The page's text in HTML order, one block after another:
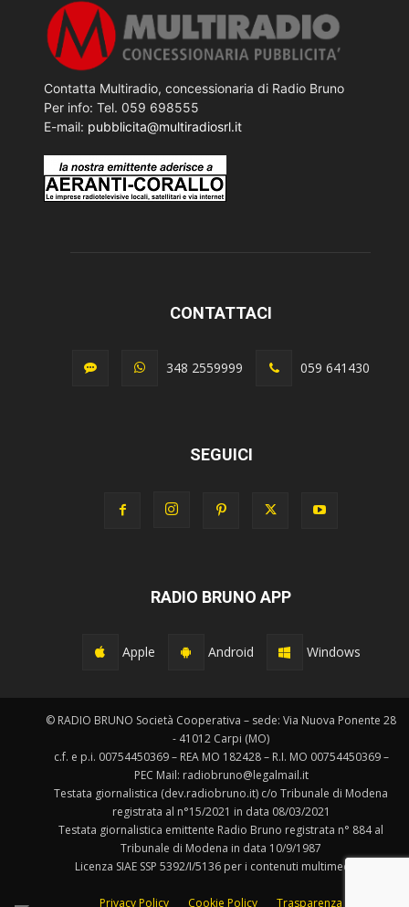
Contatta Multiradio, concessionaria di Radio Bruno
Per info: Tel. 059 698555
E-mail: pubblicita@multiradiosrl.it
CONTATTACI
348 2559999 059 641430
SEGUICI
RADIO BRUNO APP
Apple Android Windows
© RADIO BRUNO Società Cooperativa – sede: Via Nuova Ponente 28
- 41012 Carpi (MO)
c.f. e p.i. 00754450369 – REA MO 182428 – R.I. MO 00754450369 –
PEC Mail: radiobruno@legalmail.it
Testata giornalistica (dev.radiobruno.it) c/o Tribunale di Modena
registrata al n°15/2021 in data 08/03/2021
Testata giornalistica emittente Radio Bruno registrata n° 884 al
Tribunale di Modena in data 10/9/1987
Licenza SIAE SSP 5392/I/5136 per i contenuti multimediali.
Privacy Policy Cookie Policy Trasparenza